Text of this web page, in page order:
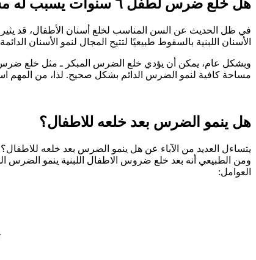
هل خلع ضرس لطفل ٦ سنوات يسبب له مشكلة؟
الأسنان اللبنية بالسقوط طبيعيًا لتتيح المجال لنمو الأسنان
مساحة كافية لنمو الضرس الدائم بشكل صحيح. لذا، من المهم
هل ينمو الضرس بعد خلعه للاطفال؟
يتساءل العديد من الآباء عن هل ينمو الضرس بعد خلعه
العوامل: